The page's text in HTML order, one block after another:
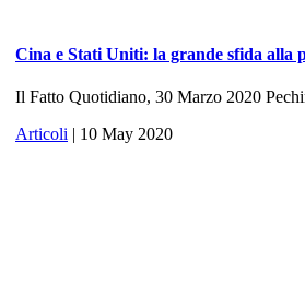
Cina e Stati Uniti: la grande sfida alla
Il Fatto Quotidiano, 30 Marzo 2020
Articoli | 10 May 2020